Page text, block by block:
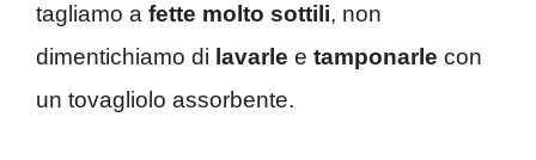
tagliamo a fette molto sottili, non
dimentichiamo di lavarle e tamponarle con
un tovagliolo assorbente.